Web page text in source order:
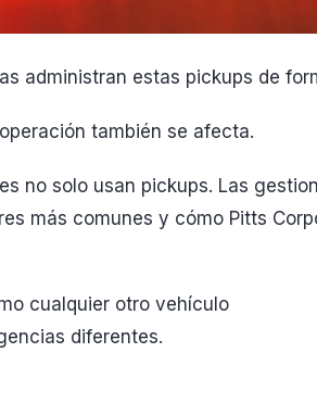
administran estas pickups de
también se afecta.
no solo usan pickups. Las
más comunes y cómo Pitts
cualquier otro vehículo
diferentes.